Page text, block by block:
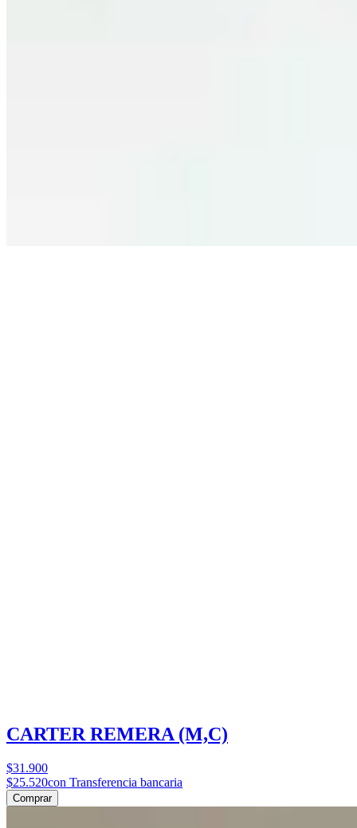
CARTER REMERA (M,C)
$31.900
$25.520con Transferencia bancaria
Comprar